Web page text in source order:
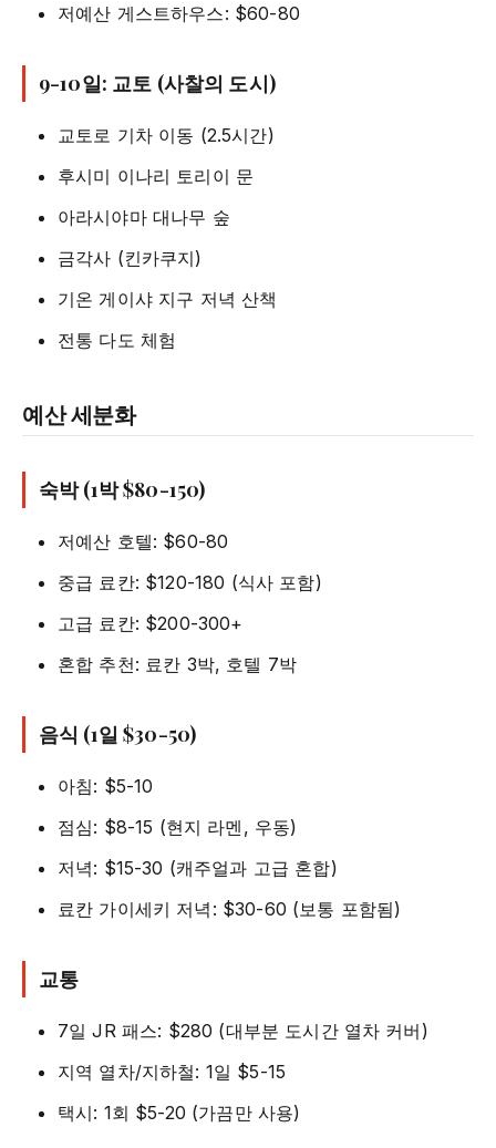
저예산 게스트하우스: $60-80
9-10일: 교토 (사찰의 도시)
교토로 기차 이동 (2.5시간)
후시미 이나리 토리이 문
아라시야마 대나무 숲
금각사 (킨카쿠지)
기온 게이샤 지구 저녁 산책
전통 다도 체험
예산 세분화
숙박 (1박 $80-150)
저예산 호텔: $60-80
중급 료칸: $120-180 (식사 포함)
고급 료칸: $200-300+
혼합 추천: 료칸 3박, 호텔 7박
음식 (1일 $30-50)
아침: $5-10
점심: $8-15 (현지 라멘, 우동)
저녁: $15-30 (캐주얼과 고급 혼합)
료칸 가이세키 저녁: $30-60 (보통 포함됨)
교통
7일 JR 패스: $280 (대부분 도시간 열차 커버)
지역 열차/지하철: 1일 $5-15
택시: 1회 $5-20 (가끔만 사용)